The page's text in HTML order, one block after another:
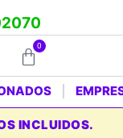
0
INCLUIDOS.